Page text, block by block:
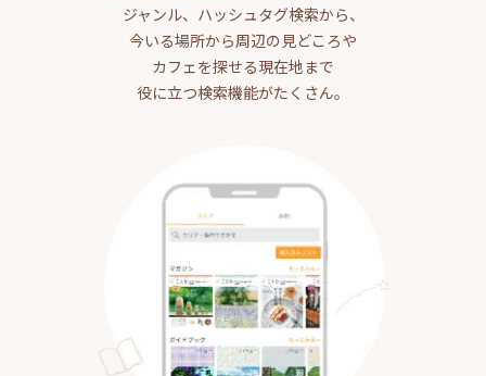
ジャンル、ハッシュタグ検索から、
今いる場所から周辺の見どころや
カフェを探せる現在地まで
役に立つ検索機能がたくさん。